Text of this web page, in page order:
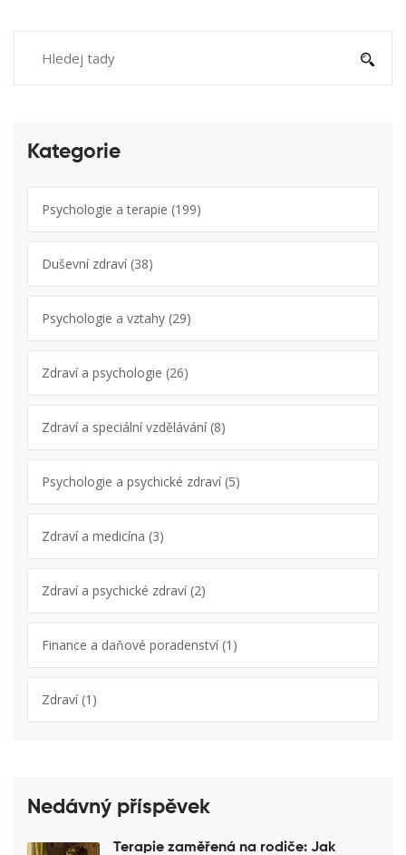
Kategorie
Psychologie a terapie (199)
Duševní zdraví(38)
Psychologie a vztahy (29)
Zdraví a psychologie (26)
Zdraví a speciální vzdělávání(8)
Psychologie a psychické zdraví(5)
Zdraví a medicína (3)
Zdraví a psychické zdraví(2)
Finance a daňové poradenství(1)
Zdraví(1)
Nedávný příspěvek
Terapie zaměřená na rodiče: Jak